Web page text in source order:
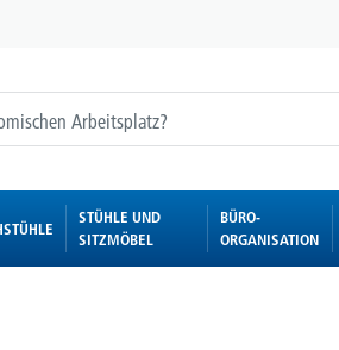
STÜHLE UND
SITZMÖBEL
BÜRO-
ORGANISATION